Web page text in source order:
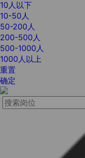
10人以下
10-50人
50-200人
200-500人
500-1000人
1000人以上
重置
确定